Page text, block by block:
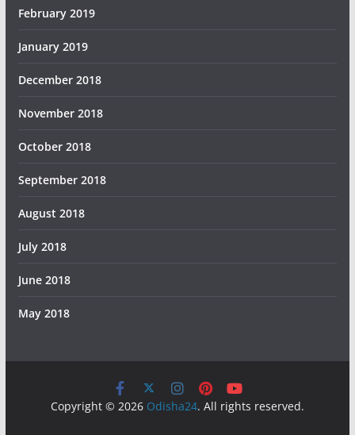
February 2019
January 2019
December 2018
November 2018
October 2018
September 2018
August 2018
July 2018
June 2018
May 2018
Copyright © 2026 Odisha24. All rights reserved.